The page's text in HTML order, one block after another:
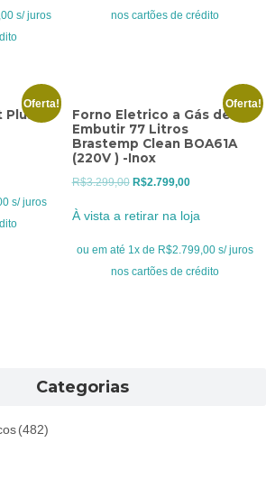
s/ juros
R$999,00.R$799,00.
nos cartões de crédito
Oferta!
Plus 60
s/ juros
Oferta!
Forno Eletrico a Gás de
Embutir 77 Litros
Brastemp Clean BOA61A
(220V ) -Inox
R$3.299,00 O
era:
R$3.299,00.
R$2.799,00O
atual
é:
R$2.799,00.
À vista a retirar na loja
ou em até 1x de R$2.799,00 s/ juros
nos cartões de crédito
Categorias
(482)